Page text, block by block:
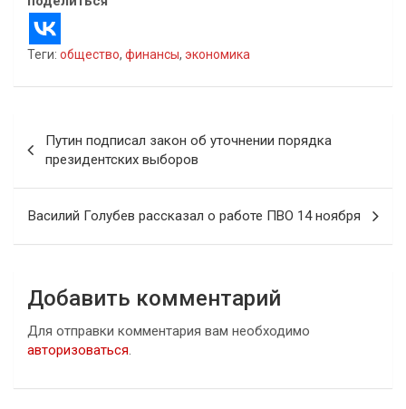
Теги: общество, финансы, экономика
по
записям
Путин подписал закон об уточнении порядка
президентских выборов
Василий Голубев рассказал о работе ПВО 14 ноября
Добавить комментарий
Для отправки комментария вам необходимо
авторизоваться.